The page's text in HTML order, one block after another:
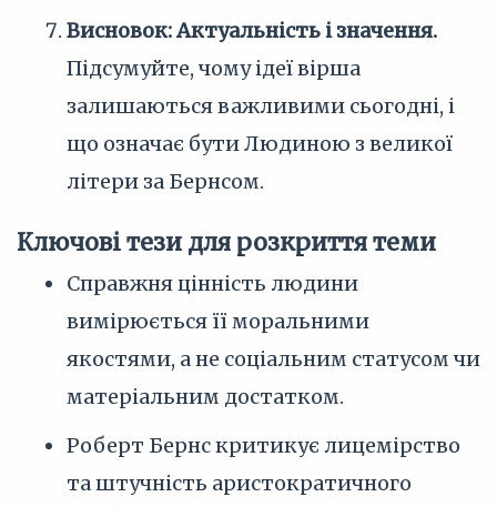
Висновок: Актуальність і значення.
Підсумуйте, чому ідеї вірша
залишаються важливими сьогодні, і
що означає бути Людиною з великої
літери за Бернсом.
Ключові тези для розкриття теми
Справжня цінність людини
вимірюється її моральними
якостями, а не соціальним статусом чи
матеріальним достатком.
Роберт Бернс критикує лицемірство
та штучність аристократичного